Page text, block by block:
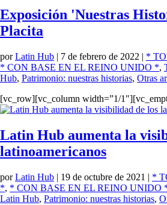
Exposición 'Nuestras
Placita
porLatin Hub | 7 de febrero de 2022 | *
* CON BASE EN EL REINO UNIDO *,
Hub, Patrimonio: nuestras historias, Otras
[vc_row][vc_column width=”1/
Latin Hub aumenta la
latinoamericanos
porLatin Hub | 19 de octubre de 2021 | *
*, * CON BASE EN EL REINO UNIDO
Latin Hub, Patrimonio: nuestras historias,